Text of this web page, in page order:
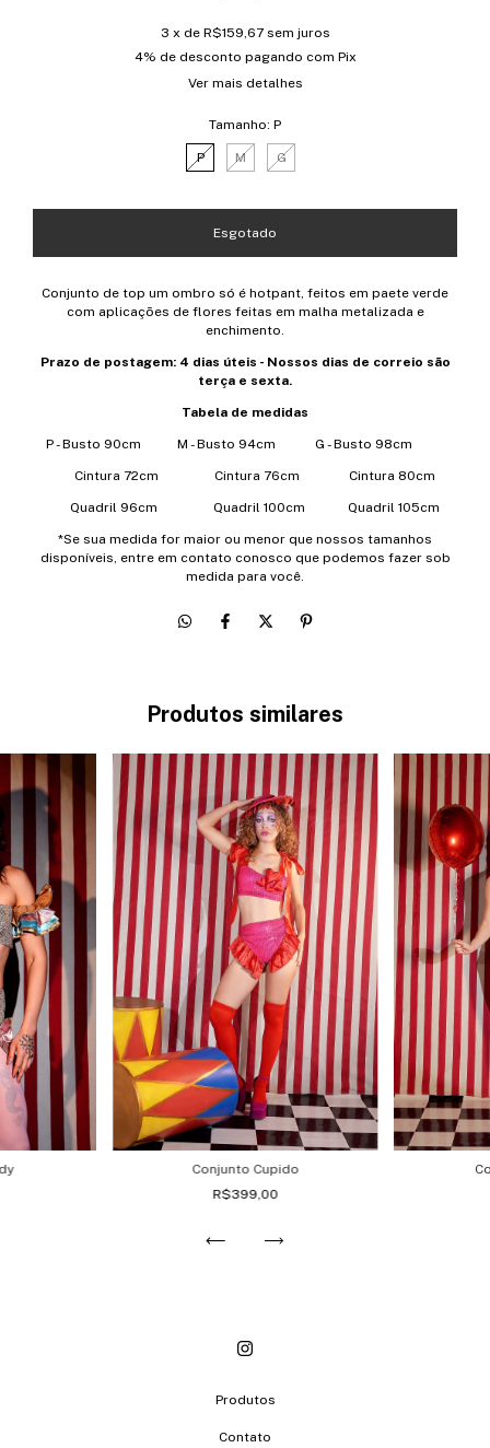
3 x de R$159,67 sem juros
4% de desconto pagando com Pix
Ver mais detalhes
Tamanho: P
P M G
Conjunto de top um ombro só é hotpant, feitos em paete verde
com aplicações de flores feitas em malha metalizada e
enchimento.
Prazo de postagem: 4 dias úteis - Nossos dias de correio são
terça e sexta.
Tabela de medidas
P - Busto 90cm M - Busto 94cm G - Busto 98cm
Cintura 72cm Cintura 76cm Cintura 80cm
Quadril 96cm Quadril 100cm Quadril 105cm
*Se sua medida for maior ou menor que nossos tamanhos
disponíveis, entre em contato conosco que podemos fazer sob
medida para você.
Produtos similares
Conjunto Cupido
R$399,00
Produtos
Contato